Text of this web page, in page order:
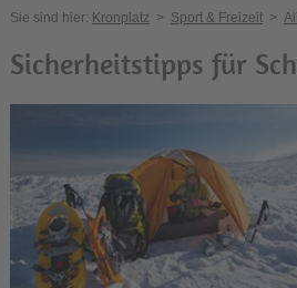
Sie sind hier: Kronplatz > Sport & Freizeit >
Sicherheitstipps für